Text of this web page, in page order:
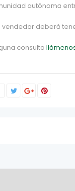
autónoma
vendedor deberá
consulta